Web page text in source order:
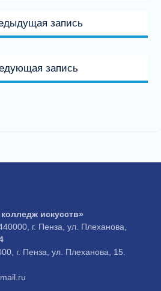
запись
запись
искусств»
г. Пенза, ул. Плеханова,
г. Пенза, ул. Плеханова, 15.